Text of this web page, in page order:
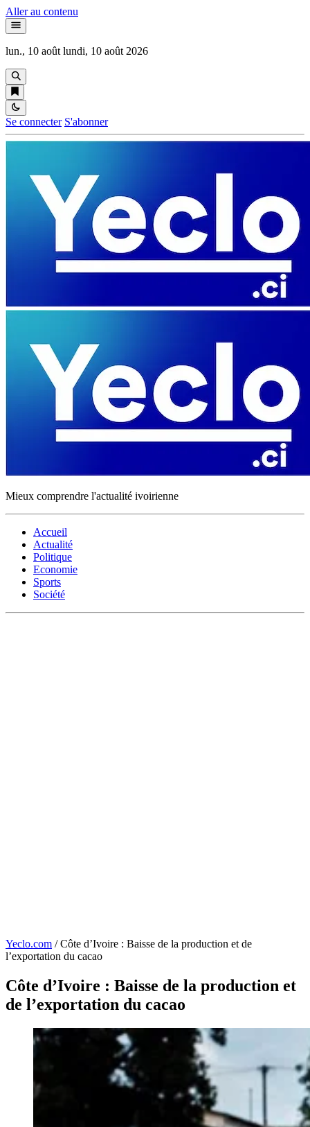
Aller au contenu
lun., 10 août lundi, 10 août 2026
Se connecter S'abonner
Mieux comprendre l'actualité ivoirienne
Accueil
Actualité
Politique
Economie
Sports
Société
Yeclo.com / Côte d’Ivoire : Baisse de la production et de
l’exportation du cacao
Côte d’Ivoire : Baisse de la production et
de l’exportation du cacao